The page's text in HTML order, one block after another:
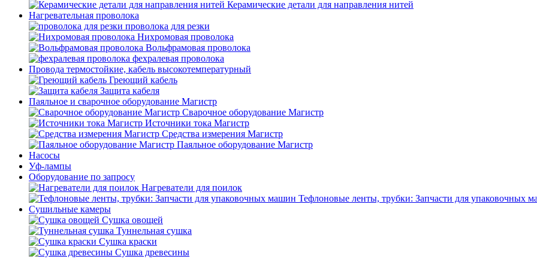
Керамические детали для направления нитей
Нагревательная проволока
проволока для резки
Нихромовая проволока
Вольфрамовая проволока
фехралевая проволока
Провода термостойкие, кабель высокотемпературный
Греющий кабель
Защита кабеля
Паяльное и сварочное оборудование Магистр
Сварочное оборудование Магистр
Источники тока Магистр
Средства измерения Магистр
Паяльное оборудование Магистр
Насосы
Уф-лампы
Оборудование по запросу
Нагреватели для поилок
Тефлоновые ленты, трубки: Запчасти для упаковочных
Сушильные камеры
Сушка овощей
Туннельная сушка
Сушка краски
Сушка древесины